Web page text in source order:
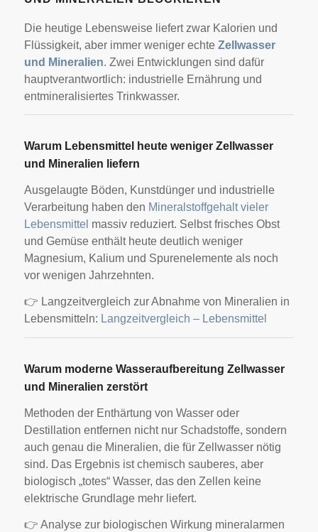
Die heutige Lebensweise liefert zwar Kalorien und
Flüssigkeit, aber immer weniger echte Zellwasser
und Mineralien. Zwei Entwicklungen sind dafür
hauptverantwortlich: industrielle Ernährung und
entmineralisiertes Trinkwasser.
Warum Lebensmittel heute weniger Zellwasser
und Mineralien liefern
Ausgelaugte Böden, Kunstdünger und industrielle
Verarbeitung haben den Mineralstoffgehalt vieler
Lebensmittel massiv reduziert. Selbst frisches Obst
und Gemüse enthält heute deutlich weniger
Magnesium, Kalium und Spurenelemente als noch
vor wenigen Jahrzehnten.
👉 Langzeitvergleich zur Abnahme von Mineralien in
Lebensmitteln: Langzeitvergleich – Lebensmittel
Warum moderne Wasseraufbereitung Zellwasser
und Mineralien zerstört
Methoden der Enthärtung von Wasser oder
Destillation entfernen nicht nur Schadstoffe, sondern
auch genau die Mineralien, die für Zellwasser nötig
sind. Das Ergebnis ist chemisch sauberes, aber
biologisch „totes“ Wasser, das den Zellen keine
elektrische Grundlage mehr liefert.
👉 Analyse zur biologischen Wirkung mineralarmen